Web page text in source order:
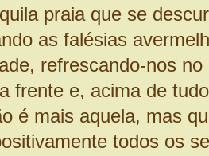
praia que se
as falésias
refrescando-nos no
frente e, acima de
é mais aquela, mas
todos os